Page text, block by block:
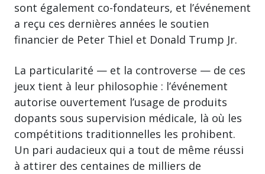
sont également co-fondateurs, et l’événement
a reçu ces dernières années le soutien
financier de Peter Thiel et Donald Trump Jr.
La particularité — et la controverse — de ces
jeux tient à leur philosophie : l’événement
autorise ouvertement l’usage de produits
dopants sous supervision médicale, là où les
compétitions traditionnelles les prohibent.
Un pari audacieux qui a tout de même réussi
à attirer des centaines de milliers de